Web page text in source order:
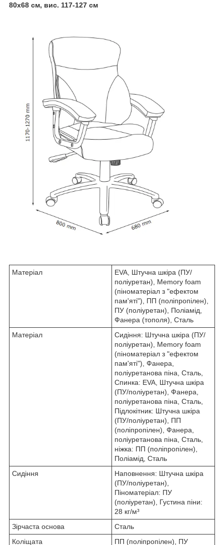
80х68 см, вис. 117-127 см
Матеріал
EVA, Штучна шкіра (ПУ/
поліуретан), Memory foam
(піноматеріал з "ефектом
пам'яті"), ПП (поліпропілен),
ПУ (поліуретан), Поліамід,
Фанера (тополя), Сталь
Матеріал
Сидіння: Штучна шкіра (ПУ/
поліуретан), Memory foam
(піноматеріал з "ефектом
пам'яті"), Фанера,
поліуретанова піна, Сталь,
Спинка: EVA, Штучна шкіра
(ПУ/поліуретан), Фанера,
поліуретанова піна, Сталь,
Підлокітник: Штучна шкіра
(ПУ/поліуретан), ПП
(поліпропілен), Фанера,
поліуретанова піна, Сталь,
ніжка: ПП (поліпропілен),
Поліамід, Сталь
Сидіння
Наповнення: Штучна шкіра
(ПУ/поліуретан),
Піноматеріал: ПУ
(поліуретан), Густина піни:
28 кг/м³
Зірчаста основа
Сталь
Коліщата
ПП (поліпропілен), ПУ